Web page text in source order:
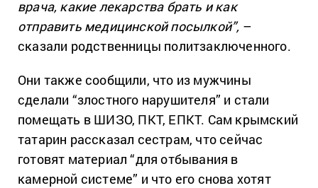
врача, какие лекарства брать и как
отправить медицинской посылкой”, –
сказали родственницы политзаключенного.
Они также сообщили, что из мужчины
сделали “злостного нарушителя” и стали
помещать в ШИЗО, ПКТ, ЕПКТ. Сам крымский
татарин рассказал сестрам, что сейчас
готовят материал “для отбывания в
камерной системе” и что его снова хотят